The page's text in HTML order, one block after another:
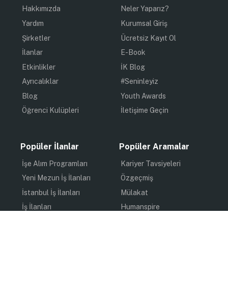
Hakkımızda
Yardım
Şirketler
İlanlar
Etkinlikler
Ayrıcalıklar
Blog
Öğrenci Kulüpleri
Neler Yaparız?
Kurumsal Giriş
Ücretsiz Kayıt Ol
E-Book
İK Blog
#Seninleyiz
Youth Awards
İletişime Geçin
Popüler İlanlar
İşe Alım Programları
Yeni Mezun İş İlanları
İstanbul İş İlanları
İş İlanları
Popüler Aramalar
Kariyer Tavsiyeleri
Özgeçmiş
Mülakat
Humanspire